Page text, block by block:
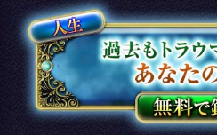
2026年7月30日リリース
ダウジング｜英国認定◆プロ25
タ当て”マリーの高精度鑑定